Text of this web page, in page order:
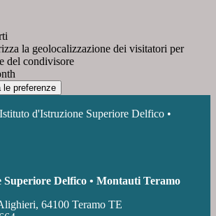
la geolocalizzazione dei visitatori per
del condivisore
le preferenze
Istituto d'Istruzione Superiore Delfico •
Delfico • Montauti Teramo
64100 Teramo TE